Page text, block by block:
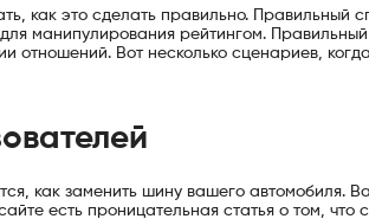
как это сделать правильно. Правильный
манипулирования рейтингом.
отношений. Вот несколько сценариев, когда
как заменить шину вашего автомобиля.
есть проницательная статья о том, что